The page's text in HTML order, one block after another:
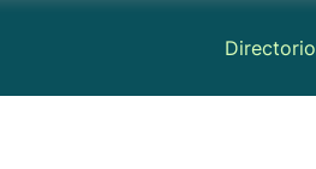
Directorio